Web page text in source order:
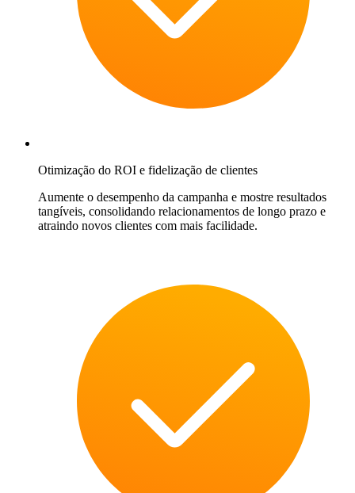
Otimização do ROI e fidelização de clientes
Aumente o desempenho da campanha e mostre resultados
tangíveis, consolidando relacionamentos de longo prazo e
atraindo novos clientes com mais facilidade.